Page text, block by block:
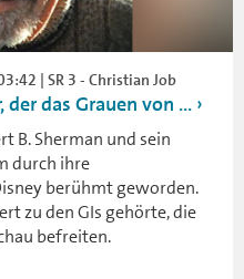
| SR 3 - Christian Job
das Grauen von ...
B. Sherman und sein
durch ihre
berühmt geworden.
zu den GIs gehörte, die
befreiten.